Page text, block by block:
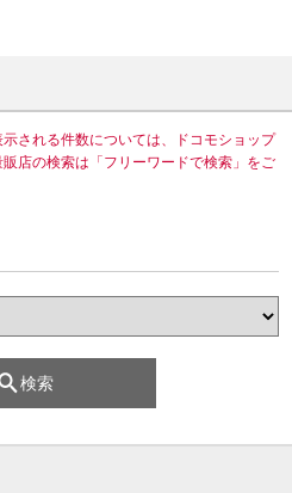
示される件数については、ドコモショップ
店の検索は「フリーワードで検索」をご
検索